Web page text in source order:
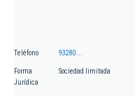
Teléfono 93280...
Forma
Jurídica
Sociedad limitada